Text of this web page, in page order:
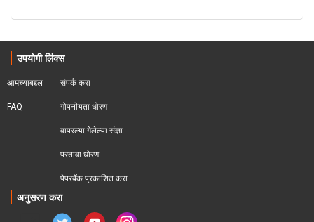
उपयोगी लिंक्स
आमच्याबद्दल
FAQ
संपर्क करा
गोपनीयता धोरण
वापरल्या गेलेल्या संज्ञा
परतावा धोरण
पेपरबॅक प्रकाशित करा
अनुसरण करा